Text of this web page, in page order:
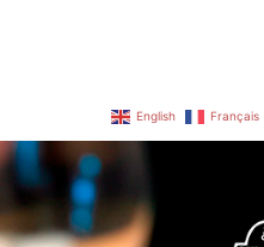
English Français